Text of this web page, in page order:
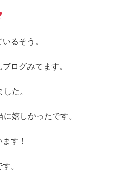
るそう。
ログみてます。
た。
嬉しかったです。
す！
。